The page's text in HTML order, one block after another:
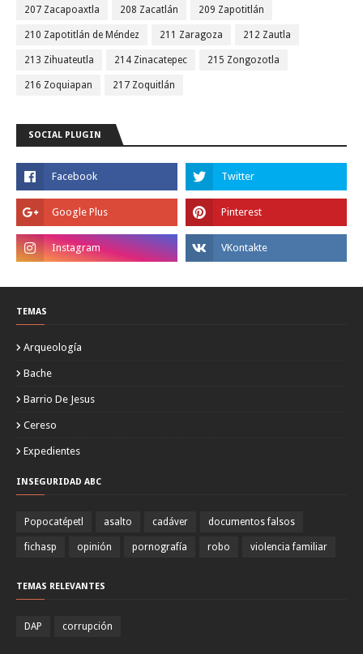
207 Zacapoaxtla 208 Zacatlán 209 Zapotitlán
210 Zapotitlán de Méndez 211 Zaragoza 212 Zautla
213 Zihuateutla 214 Zinacatepec 215 Zongozotla
216 Zoquiapan 217 Zoquitlán
SOCIAL PLUGIN
TEMAS
Arqueología
Bache
Barrio De Jesus
Cereso
Expedientes
INSEGURIDAD ABC
Popocatépetl asalto cadáver documentos falsos
fichasp opinión pornografía robo violencia familiar
TEMAS RELEVANTES
DAP corrupción